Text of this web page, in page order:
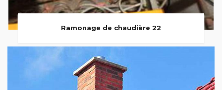
Ramonage de chaudière 22